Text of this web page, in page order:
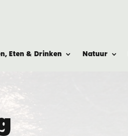
Eten & Drinken Natuur